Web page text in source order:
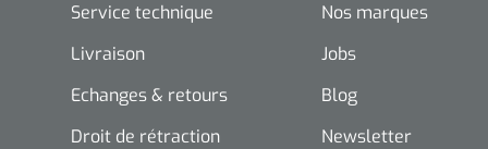
Service technique
Livraison
Echanges & retours
Droit de rétraction
Nos marques
Jobs
Blog
Newsletter